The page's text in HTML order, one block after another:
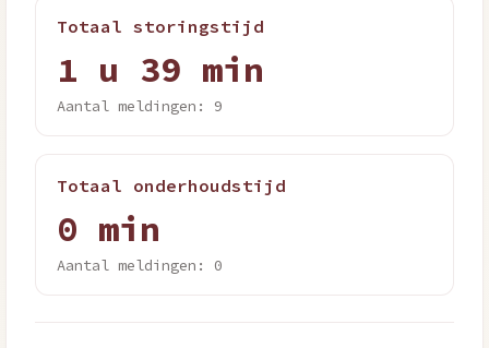
Totaal storingstijd
1 u 39 min
Aantal meldingen: 9
Totaal onderhoudstijd
0 min
Aantal meldingen: 0